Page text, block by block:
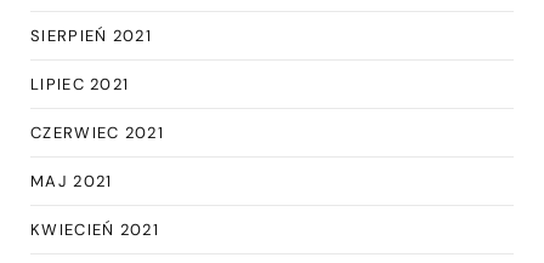
SIERPIEŃ 2021
LIPIEC 2021
CZERWIEC 2021
MAJ 2021
KWIECIEŃ 2021